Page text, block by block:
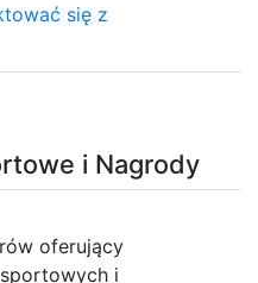
i Nagrody
oferujący
i
się z